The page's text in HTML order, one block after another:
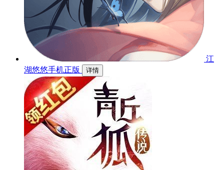
江
湖悠悠手机正版
详情